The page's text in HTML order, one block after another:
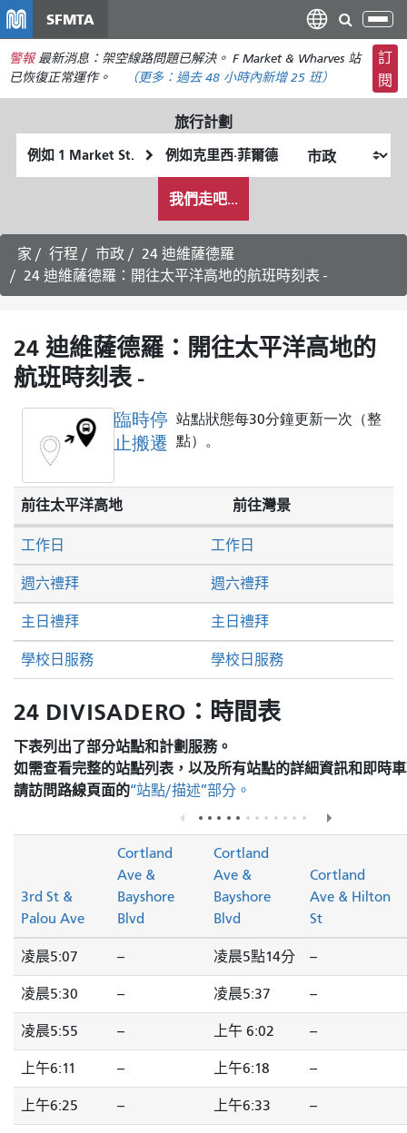
主
要
內
容
SFMTA
切
換
導
航
警報 最新消息：架空線路問題已解決。 F Market & Wharves 站
已恢復正常運作。
（更多： 過去 48 小時內新增 25 班）
訂
閱
旅行計劃
起
始
終
點
我
希
望
的
旅
行
式
我們走吧...
家 行程 市政
24 迪維薩德羅
24 迪維薩德羅：開往太平洋高地的航班時刻表 -
24 迪維薩德羅：開往太平洋高地的
航班時刻表 -
臨時停
止搬遷
站點狀態每30分鐘更新一次（整
點）。
前往太平洋高地 前往灣景
週六禮拜 週六禮拜
主日禮拜 主日禮拜
工作日 工作日
學校日服務 學校日服務
24 DIVISADERO：時間表
下表列出了部分站點和計劃服務。
如需查看完整的站點列表，以及所有站點的詳細資訊和即時
請訪問路線頁面的“站點/描述”部分。
3rd St &
Palou Ave
Cortland
Ave &
Bayshore
Blvd
Cortland
Ave &
Bayshore
Blvd
Cortland
Ave & Hilton
St
凌晨5:07 -- 凌晨5點14分 --
凌晨5:30 -- 凌晨5:37 --
凌晨5:55 -- 上午 6:02 --
上午6:11 -- 上午6:18 --
上午6:25 -- 上午6:33 --